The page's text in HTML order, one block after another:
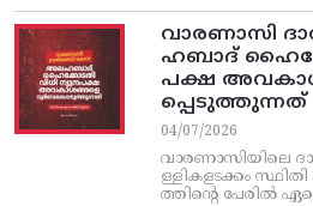
വാരണാസി
ഹബാദ്
പക്ഷ
പ്പെടുത്തുന്നത്
04/07/2026
വാരണാസിയിലെ
ള്ളികളടക്കം
ത്തിന്റെ പേരിൽ